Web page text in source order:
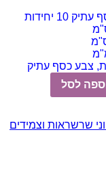
10 יחידות
צבע כסף עתיק
לסל
שרשראות וצמידים